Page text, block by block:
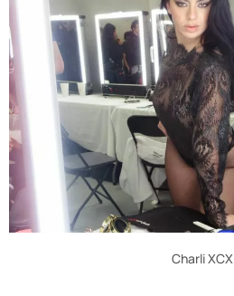
Charli XCX